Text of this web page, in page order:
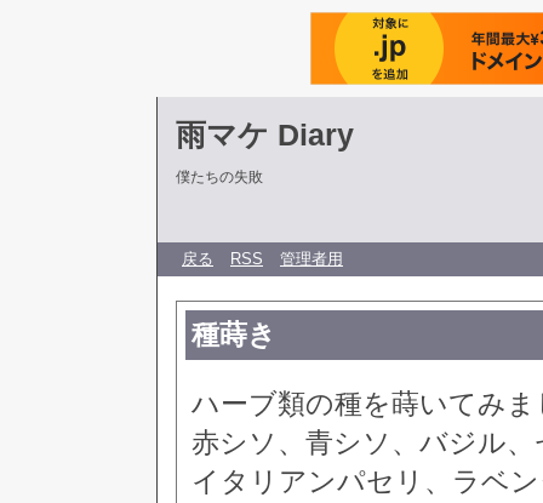
雨マケ Diary
僕たちの失敗
戻る RSS 管理者用
種蒔き
ハーブ類の種を蒔いてみま
赤シソ、青シソ、バジル
イタリアンパセリ、ラベ